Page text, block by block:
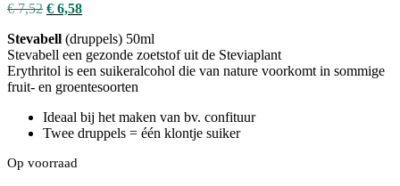
€7,52 € 6,58
Stevabell (druppels) 50ml
Stevabell een gezonde zoetstof uit de Steviaplant
Erythritol is een suikeralcohol die van nature voorkomt in sommige
fruit- en groentesoorten
Ideaal bij het maken van bv. confituur
Twee druppels = één klontje suiker
Op voorraad